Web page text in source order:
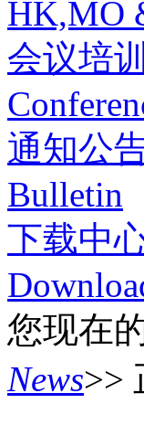
HK,MO
会议培训
通知公
Bulletin
下载中
您现在
News>>